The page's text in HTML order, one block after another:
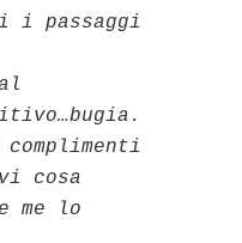
i passaggi
cosa
me lo